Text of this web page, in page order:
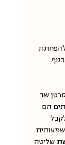
להפחתת
שד
הם
שליטה